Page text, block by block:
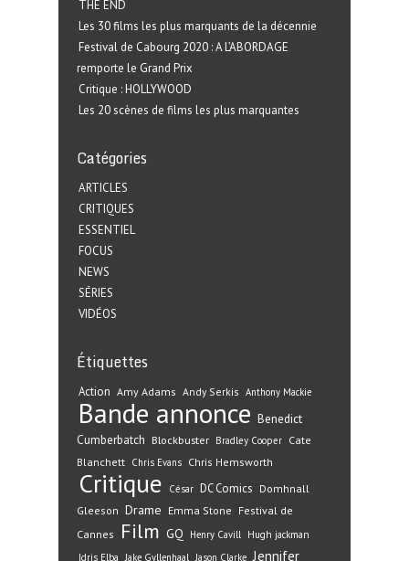
THE END
Les 30 films les plus marquants de la décennie
Festival de Cabourg 2020 : A L’ABORDAGE
remporte le Grand Prix
Critique : HOLLYWOOD
Les 20 scènes de films les plus marquantes
Catégories
ARTICLES
CRITIQUES
ESSENTIEL
FOCUS
NEWS
SÉRIES
VIDÉOS
Étiquettes
Action Amy Adams Andy Serkis Anthony Mackie
Bande annonce Benedict
Cumberbatch Blockbuster Bradley Cooper Cate
Blanchett Chris Evans Chris Hemsworth
Critique César DC Comics Domhnall
Gleeson Drame Emma Stone Festival de
Cannes
Film GQ Henry Cavill Hugh jackman
Idris Elba Jake Gyllenhaal Jason Clarke Jennifer